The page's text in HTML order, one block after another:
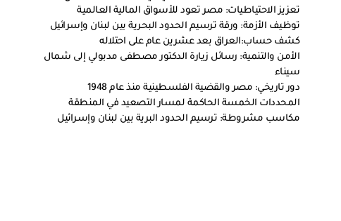
تعزيز الاحتياطيات: مصر تعود للأسواق المالية العالمية
توظيف الأزمة: ورقة ترسيم الحدود البحرية بين لبنان وإسرائيل
كشف حساب:العراق بعد عشرين عام على احتلاله
الأمن والتنمية: رسائل زيارة الدكتور مصطفى مدبولي إلى شمال
سيناء
دور تاريخي: مصر والقضية الفلسطينية منذ عام 1948
المحددات الخمسة الحاكمة لمسار التصعيد في المنطقة
مكاسب مشروطة: ترسيم الحدود البرية بين لبنان وإسرائيل